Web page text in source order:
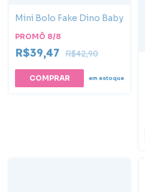
Mini Bolo Fake Dino Baby
PROMÔ 8/8
R$39,47 R$42,90
em estoque